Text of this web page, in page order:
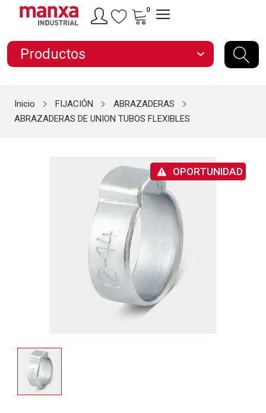
0
Productos expand_more
Inicio FIJACIÓN
ABRAZADERAS
ABRAZADERAS DE UNION TUBOS FLEXIBLES
OPORTUNIDAD